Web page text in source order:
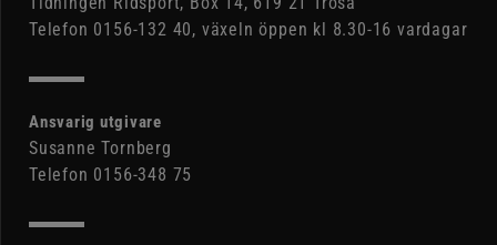
Telefon 0156-132 40, växeln öppen kl 8.30-16 vardagar
Ansvarig utgivare
Susanne Tornberg
Telefon 0156-348 75